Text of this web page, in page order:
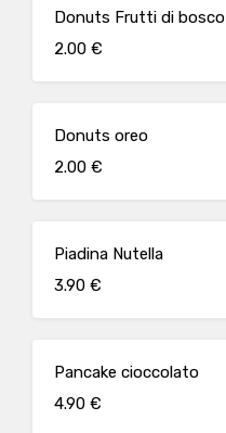
Donuts Frutti di bosco
2.00 €
Donuts oreo
2.00 €
Piadina Nutella
3.90 €
Pancake cioccolato
4.90 €